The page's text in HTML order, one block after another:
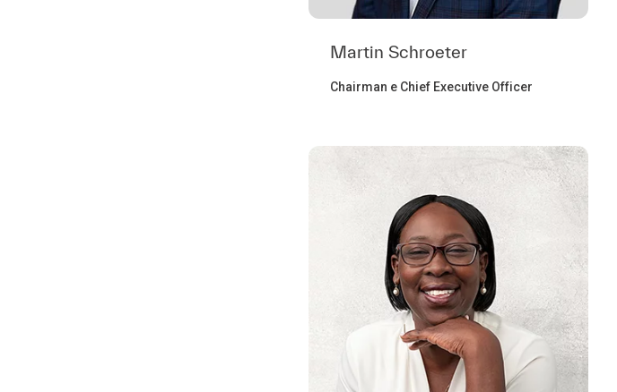
Martin Schroeter
Chairman e Chief Executive Officer